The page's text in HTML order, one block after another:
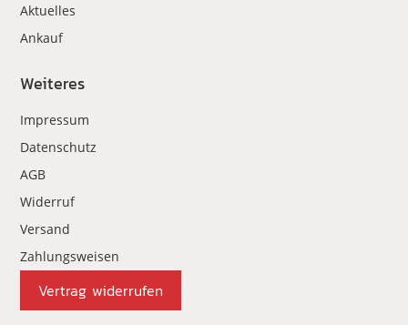
Aktuelles
Ankauf
Weiteres
Impressum
Datenschutz
AGB
Widerruf
Versand
Zahlungsweisen
Vertrag widerrufen